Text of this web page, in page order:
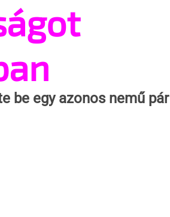
be egy azonos nemű pár